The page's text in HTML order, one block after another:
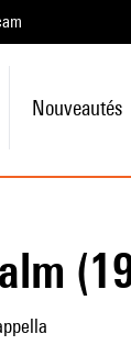
Nouveautés